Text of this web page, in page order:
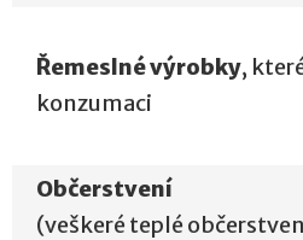
Řemeslné výrobky,
konzumaci
Občerstvení
(veškeré teplé